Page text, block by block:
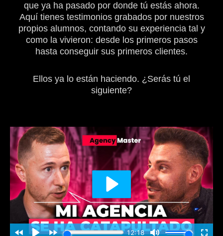
que ya ha pasado por donde tú estás ahora.
Aquí tienes testimonios grabados por nuestros
propios alumnos, contando su experiencia tal y
como la vivieron: desde los primeros pasos
hasta conseguir sus primeros clientes.
Ellos ya lo están haciendo. ¿Serás tú el
siguiente?